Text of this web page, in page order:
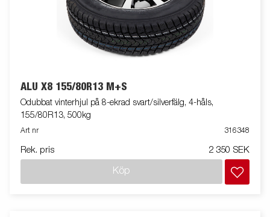
ALU X8 155/80R13 M+S
Odubbat vinterhjul på 8-ekrad svart/silverfälg, 4-håls,
155/80R13, 500kg
Art nr 316348
Rek. pris 2 350 SEK
Köp